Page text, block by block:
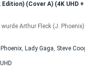
(Cover A) (4K UHD
Arthur Fleck (J.
, Lady Gaga, Steve